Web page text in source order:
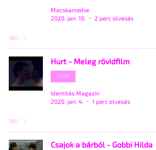
Macskamedve
2020. jan. 10.
2 perc olvasás
Hurt - Meleg rövidfilm
GUIDE
Identitás Magazin
2020. jan. 4.
1 perc olvasás
Csajok a bárból - Gobbi Hilda